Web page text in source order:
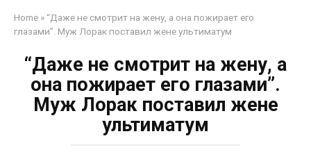
Home » “Даже не смотрит на жену, а она пожирает его
глазами”. Муж Лорак поставил жене ультиматум
“Даже не смотрит на жену, а
она пожирает его глазами”.
Муж Лорак поставил жене
ультиматум